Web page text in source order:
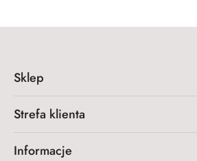
Sklep
Strefa klienta
Informacje